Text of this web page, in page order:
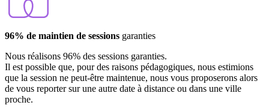
96% de maintien de sessions garanties
Nous réalisons 96% des sessions garanties.
Il est possible que, pour des raisons pédagogiques, nous estimions
que la session ne peut-être maintenue, nous vous proposerons alors
de vous reporter sur une autre date à distance ou dans une ville
proche.